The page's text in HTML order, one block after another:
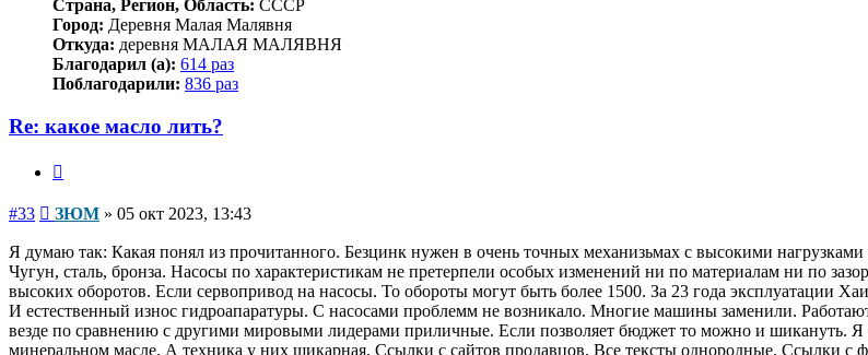
Страна, Регион, Область: СССР
Город: Деревня Малая Малявня
Откуда: деревня МАЛАЯ МАЛЯВНЯ
Благодарил (а): 614 раз
Поблагодарили: 836 раз
Re: какое масло лить?
#33 Сообщение
ЗЮМ » 05 окт 2023, 13:43
Я думаю так: Какая понял из прочитанного. Безцинк нужен в очень точных механизьмах с высокими
Чугун, сталь, бронза. Насосы по характеристикам не претерпели особых изменений ни по материалам ни по
высоких оборотов. Если сервопривод на насосы. То обороты могут быть более 1500. За 23 года
И естественный износ гидроапаратуры. С насосами проблемм не возникало. Многие машины заменили.
везде по сравнению с другими мировыми лидерами приличные. Если позволяет бюджет то можно и шикануть. Я
минеральном масле. А техника у них шикарная. Ссылки с сайтов продавцов. Все тексты однородные. Ссылки с